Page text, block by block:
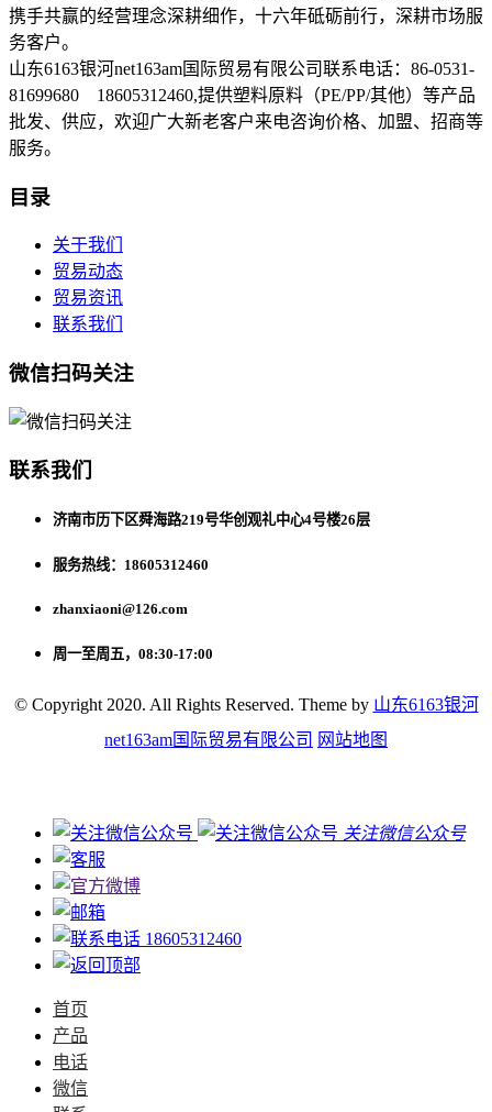
携手共赢的经营理念深耕细作，十六年砥砺前行，深耕市场服
务客户。
山东6163银河net163am国际贸易有限公司联系电话：86-0531-
81699680 18605312460,提供塑料原料（PE/PP/其他）等产品
批发、供应，欢迎广大新老客户来电咨询价格、加盟、招商等
服务。
目录
关于我们
贸易动态
贸易资讯
联系我们
微信扫码关注
联系我们
济南市历下区舜海路219号华创观礼中心4号楼26层
服务热线：18605312460
zhanxiaoni@126.com
周一至周五，08:30-17:00
© Copyright 2020. All Rights Reserved. Theme by 山东6163银河
net163am国际贸易有限公司 网站地图
关注微信公众号
18605312460
首页
产品
电话
微信